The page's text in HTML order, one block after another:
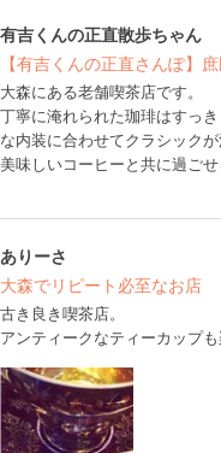
有吉くんの正直散歩ちゃん
【有吉くんの正直さんぽ】
大森にある老舗喫茶店です。
丁寧に淹れられた珈琲はすっ
な内装に合わせてクラシック
美味しいコーヒーと共に過ごせ
ありーさ
大森でリピート必至なお店
古き良き喫茶店。
アンティークなティーカップ